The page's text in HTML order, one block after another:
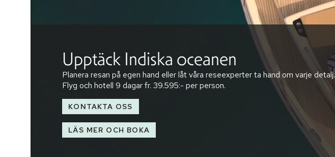
Upptäck Indiska oceanen
Planera resan på egen hand eller låt våra reseexperter ta hand om varje detalj.
Flyg och hotell 9 dagarfr. 39.595:- per person.
KONTAKTA OSS
LÄS MER OCH BOKA